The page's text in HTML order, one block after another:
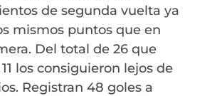
de segunda vuelta ya
mismos puntos que en
Del total de 26 que
los consiguieron lejos de
Registran 48 goles a